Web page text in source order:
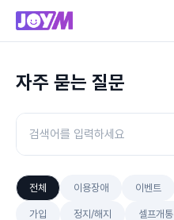
자주 묻는 질문
전체 이용장애 이벤트
가입 정지/해지 셀프개통